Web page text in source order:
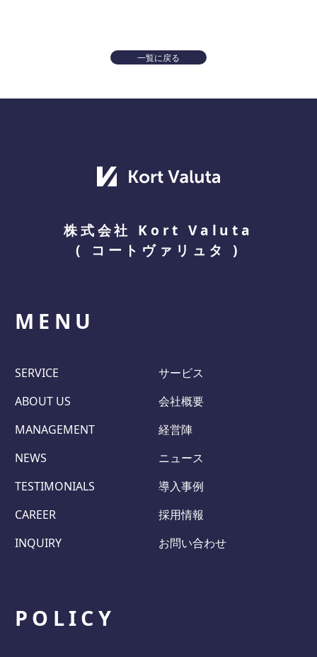
一覧に戻る
株式会社 Kort Valuta
( コートヴァリュタ )
MENU
SERVICE
サービス
ABOUT US
会社概要
MANAGEMENT
経営陣
NEWS
ニュース
TESTIMONIALS
導入事例
CAREER
採用情報
INQUIRY
お問い合わせ
POLICY